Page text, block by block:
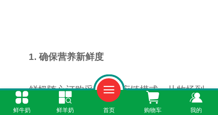
1. 确保营养新鲜度
鲜奶随心订购采用短供应链模式，从牧场到
用户手中的时间大大缩短。相比超市购买的乳制
鲜牛奶 鲜羊奶 首页 购物车 我的